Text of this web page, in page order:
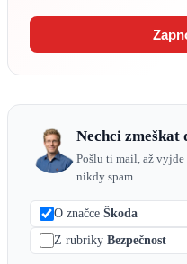
Nechci zmeškat
Pošlu ti mail, až vyjde
nikdy spam.
O značce Škoda
Z rubriky Bezpečnost